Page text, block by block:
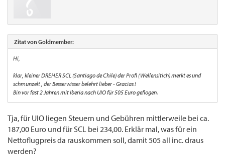
Zitat von Goldmember:
Hi,
klar, kleiner DREHER SCL (Santiago de Chile) der Profi (Wellensitich) merkt es und
schmunzelt , der Besserwisser belehrt lieber - Gracias !
Bin vor fast 2 Jahren mit Iberia nach UIO für 505 Euro geflogen.
Tja, für UIO liegen Steuern und Gebühren mittlerweile bei ca.
187,00 Euro und für SCL bei 234,00. Erklär mal, was für ein
Nettoflugpreis da rauskommen soll, damit 505 all inc. draus
werden?